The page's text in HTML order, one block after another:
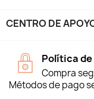
CENTRO DE
Política
Compra
Métodos de pago